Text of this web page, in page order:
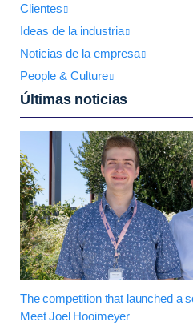
Clientes
Ideas de la industria
Noticias de la empresa
People & Culture
Últimas noticias
The competition that launched a
Meet Joel Hooimeyer